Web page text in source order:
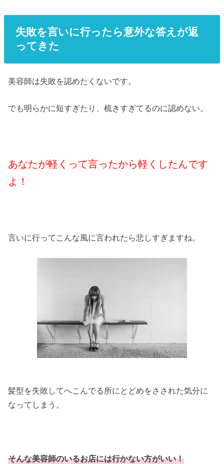
失敗を言いに行ったら意外な答えが返
ってきた
美容師は失敗を認めたくないです。
でも明らかに短すぎたり、梳きすぎてるのに認めない。
あなたが軽くって言ったから軽くしたんです
よ！
言いに行ってこんな風に言われたら悲しすぎますね。
髪型を失敗してへこんでる所にとどめをさされた気分に
なってしまう。
そんな美容師のいるお店には行かない方がいい！